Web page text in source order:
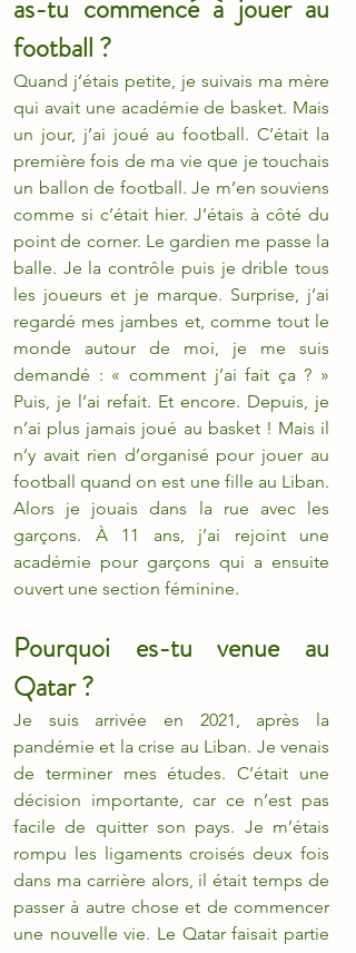
as-tu commencé à jouer au
football ?
Quand j’étais petite, je suivais ma mère
qui avait une académie de basket. Mais
un jour, j’ai joué au football. C’était la
première fois de ma vie que je touchais
un ballon de football. Je m’en souviens
comme si c’était hier. J’étais à côté du
point de corner. Le gardien me passe la
balle. Je la contrôle puis je drible tous
les joueurs et je marque. Surprise, j’ai
regardé mes jambes et, comme tout le
monde autour de moi, je me suis
demandé : « comment j’ai fait ça ? »
Puis, je l’ai refait. Et encore. Depuis, je
n’ai plus jamais joué au basket ! Mais il
n’y avait rien d’organisé pour jouer au
football quand on est une fille au Liban.
Alors je jouais dans la rue avec les
garçons. À 11 ans, j’ai rejoint une
académie pour garçons qui a ensuite
ouvert une section féminine.
Pourquoi es-tu venue au
Qatar ?
Je suis arrivée en 2021, après la
pandémie et la crise au Liban. Je venais
de terminer mes études. C’était une
décision importante, car ce n’est pas
facile de quitter son pays. Je m’étais
rompu les ligaments croisés deux fois
dans ma carrière alors, il était temps de
passer à autre chose et de commencer
une nouvelle vie. Le Qatar faisait partie